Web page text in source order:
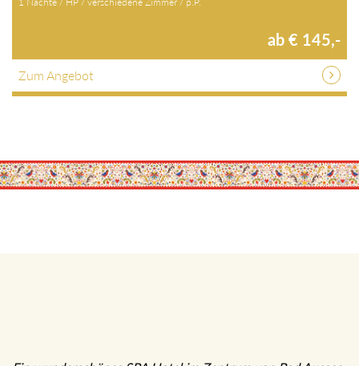
ab € 145,-
Zum Angebot